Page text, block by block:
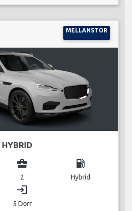
MELLANSTOR
HYBRID
business_center
2
local_gas_station
Hybrid
login
5 Dörr